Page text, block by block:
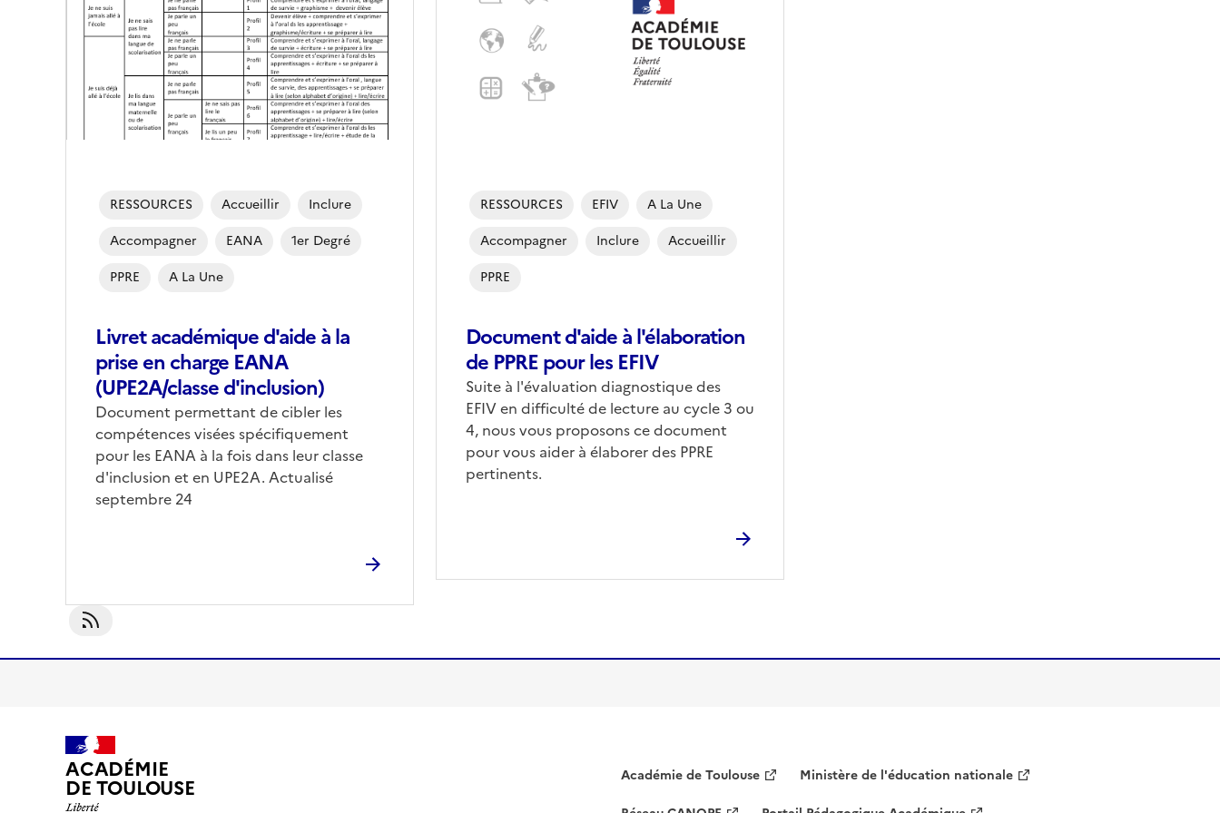
Livret académique d'aide à la
prise en charge EANA
(UPE2A/classe d'inclusion)
Document permettant de cibler les
compétences visées spécifiquement
pour les EANA à la fois dans leur classe
d'inclusion et en UPE2A. Actualisé
septembre 24
RESSOURCES Accueillir
Inclure
Accompagner
EANA
1er Degré
PPRE
A La Une
Document d'aide à l'élaboration
de PPRE pour les EFIV
Suite à l'évaluation diagnostique des
EFIV en difficulté de lecture au cycle 3 ou
4, nous vous proposons ce document
pour vous aider à élaborer des PPRE
pertinents.
RESSOURCES EFIV
A La Une
Accompagner
Inclure
Accueillir
PPRE
ACADÉMIE
DE TOULOUSE Académie de Toulouse
Ministère de l'éducation nationale